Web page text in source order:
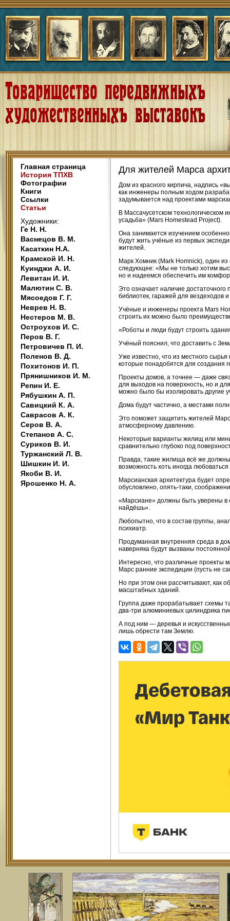
Главная страница
История ТПХВ
Фотографии
Книги
Ссылки
Статьи
Художники:
Ге Н. Н.
Васнецов В. М.
Касаткин Н.А.
Крамской И. Н.
Куинджи А. И.
Левитан И. И.
Малютин С. В.
Мясоедов Г. Г.
Неврев Н. В.
Нестеров М. В.
Остроухов И. С.
Перов В. Г.
Петровичев П. И.
Поленов В. Д.
Похитонов И. П.
Прянишников И. М.
Репин И. Е.
Рябушкин А. П.
Савицкий К. А.
Саврасов А. К.
Серов В. А.
Степанов А. С.
Суриков В. И.
Туржанский Л. В.
Шишкин И. И.
Якоби В. И.
Ярошенко Н. А.
Для жителей Марса
Дом из красного кирпича, надпись
как инженеры полным ходом
задумывается над проектами
В Массачусетском технологическом
усадьба» (Mars Homestead Project).
Она занимается изучением
будут жить учёные из первых
жителей.
Марк Хомник (Mark Homnick), один
следующее: «Мы не только хотим
но и надеемся обеспечить им
Это означает наличие
библиотек, гаражей для вездеходов
Учёные и инженеры проекта Mars
строить их можно было
«Роботы и люди будут строить
Учёный пояснил, что доставить с
Уже известно, что из местного
которые понадобятся для создания
Проекты домов, а точнее — даже
для выходов на поверхность, но и
можно было бы изолировать другие
Дома будут частично, а местами
Это поможет защитить жителей
атмосферному давлению.
Некоторые варианты жилищ или
сравнительно глубоко под
Правда, такие жилища всё же
возможность хоть иногда
Марсианская архитектура будет
обусловлено, опять-таки,
«Марсиане» должны быть уверены
найдёшь».
Любопытно, что в состав группы,
психиатр.
Продуманная внутренняя среда в
наверняка будут вызваны
Интересно, что различные проекты
Марс ранние экспедиции (пусть не
Но при этом они рассчитывают, как
масштабных зданий.
Группа даже прорабатывает схемы
два-три алюминиевых цилиндрика
А под ним — деревья и
лишь обрести там Землю.